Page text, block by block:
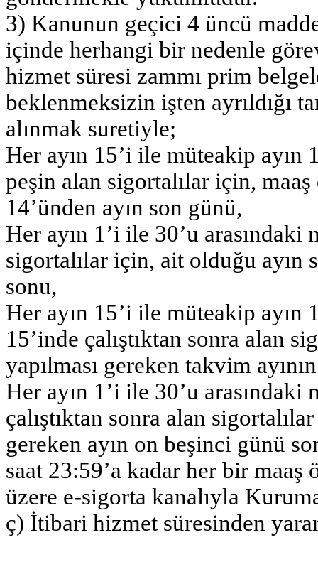
3) Kanunun geçici 4 üncü
içinde herhangi bir nedenle
hizmet süresi zammı prim
beklenmeksizin işten ayrıldığı
alınmak suretiyle;
Her ayın 15’i ile müteakip ayın
peşin alan sigortalılar için,
14’ünden ayın son günü,
Her ayın 1’i ile 30’u arasındaki
sigortalılar için, ait olduğu ayın
sonu,
Her ayın 15’i ile müteakip ayın
15’inde çalıştıktan sonra alan
yapılması gereken takvim
Her ayın 1’i ile 30’u arasındaki
çalıştıktan sonra alan
gereken ayın on beşinci günü
saat 23:59’a kadar her bir
üzere e-sigorta kanalıyla
ç) İtibari hizmet süresinden